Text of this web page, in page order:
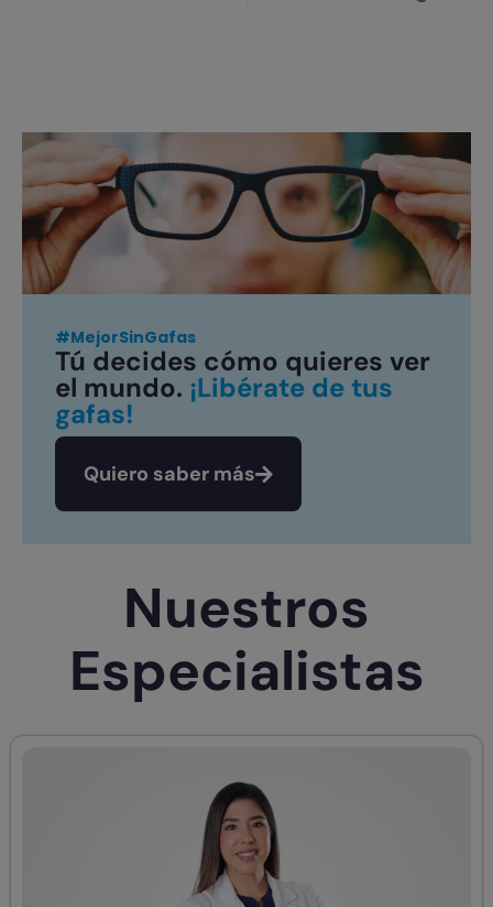
#MejorSinGafas
Tú decides cómo quieres ver
el mundo. ¡Libérate de tus
gafas!
Quiero saber más
Nuestros
Especialistas